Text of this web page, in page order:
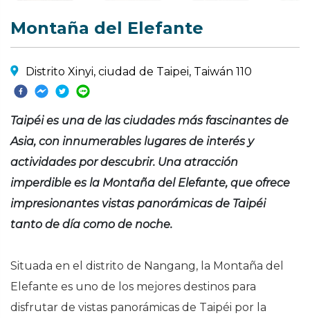
Montaña del Elefante
Distrito Xinyi, ciudad de Taipei, Taiwán 110
Taipéi es una de las ciudades más fascinantes de
Asia, con innumerables lugares de interés y
actividades por descubrir. Una atracción
imperdible es la Montaña del Elefante, que ofrece
impresionantes vistas panorámicas de Taipéi
tanto de día como de noche.
Situada en el distrito de Nangang, la Montaña del
Elefante es uno de los mejores destinos para
disfrutar de vistas panorámicas de Taipéi por la